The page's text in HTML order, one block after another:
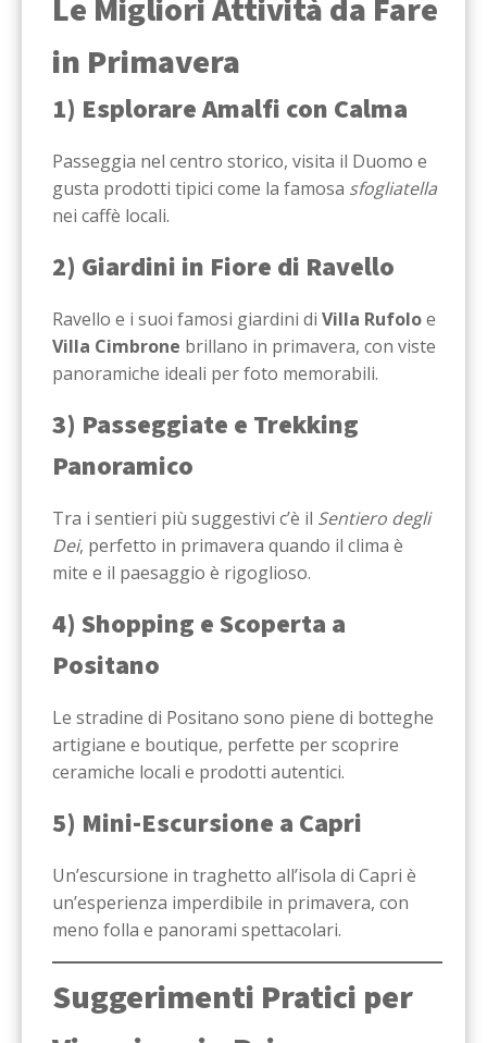
Le Migliori Attività da Fare
in Primavera
1) Esplorare Amalfi con Calma
Passeggia nel centro storico, visita il Duomo e
gusta prodotti tipici come la famosa sfogliatella
nei caffè locali.
2) Giardini in Fiore di Ravello
Ravello e i suoi famosi giardini di Villa Rufoloe
Villa Cimbrone brillano in primavera, con viste
panoramiche ideali per foto memorabili.
3) Passeggiate e Trekking
Panoramico
Tra i sentieri più suggestivi c’è il Sentiero degli
Dei, perfetto in primavera quando il clima è
mite e il paesaggio è rigoglioso.
4) Shopping e Scoperta a
Positano
Le stradine di Positano sono piene di botteghe
artigiane e boutique, perfette per scoprire
ceramiche locali e prodotti autentici.
5) Mini-Escursione a Capri
Un’escursione in traghetto all’isola di Capri è
un’esperienza imperdibile in primavera, con
meno folla e panorami spettacolari.
Suggerimenti Pratici per